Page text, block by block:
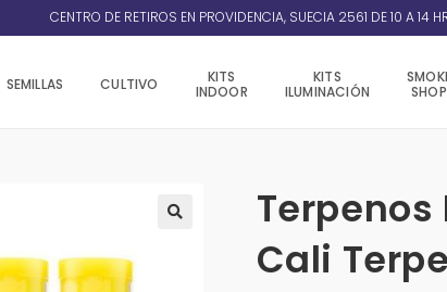
CENTRO DE RETIROS EN PROVIDENCIA, SUECIA 2561 DE 10 A 14
SEMILLAS CULTIVO
KITS
INDOOR
KITS
ILUMINACIÓN
SHOP
Terpenos
Cali